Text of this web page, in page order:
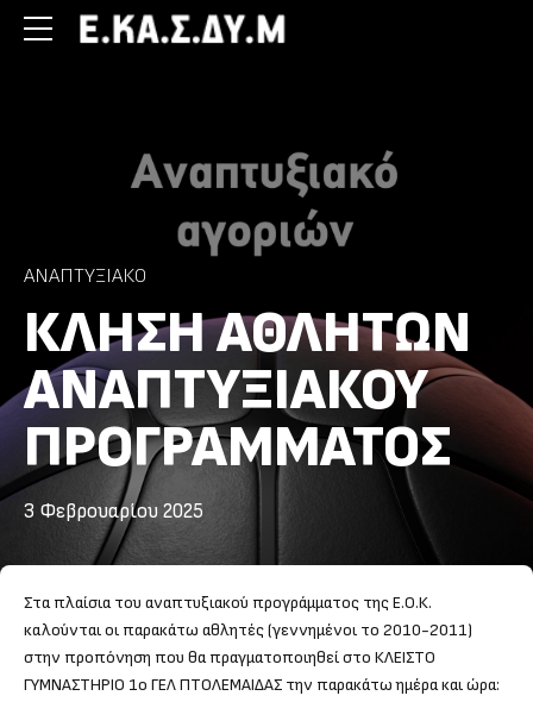
ΑΝΑΠΤΥΞΙΑΚΌ
ΚΛΉΣΗ ΑΘΛΗΤΏΝ
ΑΝΑΠΤΥΞΙΑΚΟΎ
ΠΡΟΓΡΆΜΜΑΤΟΣ
3 Φεβρουαρίου 2025
Στα πλαίσια του αναπτυξιακού προγράμματος της Ε.Ο.Κ.
καλούνται οι παρακάτω αθλητές (γεννημένοι το 2010-2011)
στην προπόνηση που θα πραγματοποιηθεί στο ΚΛΕΙΣΤΟ
ΓΥΜΝΑΣΤΗΡΙΟ 1ο ΓΕΛ ΠΤΟΛΕΜΑΙΔΑΣ την παρακάτω ημέρα και ώρα: